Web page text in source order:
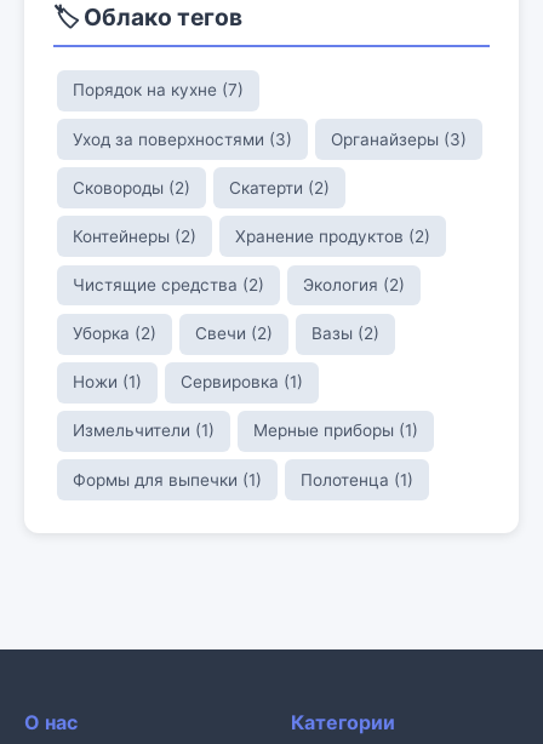
🏷️ Облако тегов
Порядок на кухне (7)
Уход за поверхностями (3) Органайзеры (3)
Сковороды (2) Скатерти (2)
Контейнеры (2) Хранение продуктов (2)
Чистящие средства (2) Экология (2)
Уборка (2) Свечи (2) Вазы (2)
Ножи (1) Сервировка (1)
Измельчители (1) Мерные приборы (1)
Формы для выпечки (1) Полотенца (1)
О нас Категории